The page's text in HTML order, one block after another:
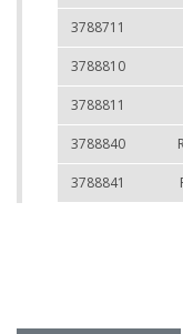
3788711
3788810
3788811
3788840
3788841